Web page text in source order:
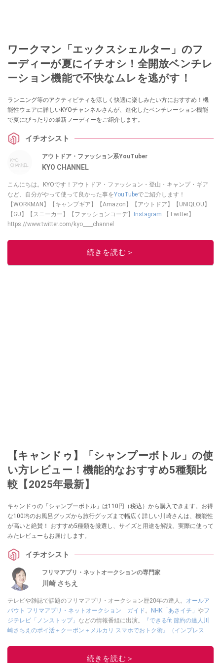
ワークマン「エックスシェルター」のフ
ーディーが夏にイチオシ！全開放ベンチレ
ーション機能で不快なムレを逃がす！
ランニング等のアクティビティを涼しく快適に楽しみたい方におすすめ！機
能性ウェアに詳しいKYOチャンネルさんが、進化したベンチレーション機能
で夏にぴったりの最新フーディーをご紹介します。
イチオシスト
アウトドア・ファッション系YouTuber
KYO CHANNEL
こんにちは。KYOです！アウトドア・ファッション・登山・キャンプ・ギア
など、自分がやって使って良かった事をYouTubeでご紹介します！
【WORKMAN】【キャンプギア】【Amazon】【アウトドア】【UNIQLOU】
【GU】【スニーカー】【ファッションコーデ】
Instagram 【Twitter】
https://www.twitter.com/kyo____channel
このイチオシストの他の記事を読む
続きを読む＞
【キャンドゥ】「シャンプーボトル」の使
い方レビュー！機能的なおすすめ5種類比
較【2025年最新】
キャンドゥの「シャンプーボトル」は110円（税込）から購入できます。お得
な100均のお風呂グッズから旅行グッズまで幅広く詳しい川崎さんは、機能性
が高いと絶賛！ おすすめ5種類を厳選し、サイズと用途を解説。実際に使って
みたレビューもお届けします。
イチオシスト
フリマアプリ・ネットオークションの専門家
川崎 さちえ
テレビや雑誌で話題のフリマアプリ・オークション歴20年の達人。 オールア
バウト フリマアプリ・ネットオークション ガイド。 NHK「あさイチ」 やフ
ジテレビ「ノンストップ」 などの情報番組に出演。
『できるfit 節約の達人川
崎さちえのポイ活＋クーポン＋メルカリ スマホでおトク術』（インプレス
的に稼ぐ！』（翔泳社刊）
続きを読む＞